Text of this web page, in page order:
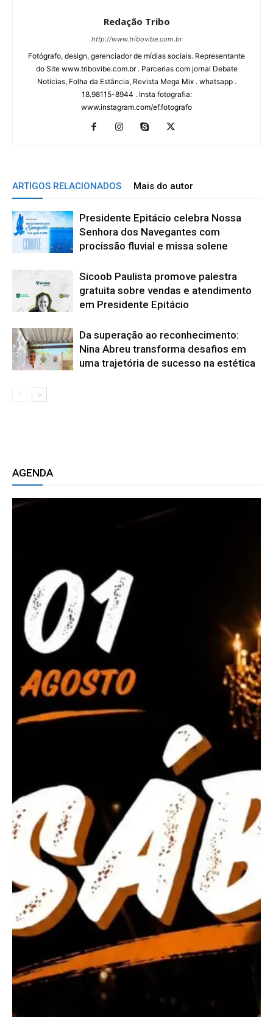
Redação Tribo
http://www.tribovibe.com.br
Fotógrafo, design, gerenciador de mídias sociais. Representante
do Site www.tribovibe.com.br . Parcerias com jornal Debate
Notícias, Folha da Estância, Revista Mega Mix . whatsapp .
18.98115-8944 . Insta fotografia:
www.instagram.com/ef.fotografo
ARTIGOS RELACIONADOS Mais do autor
Presidente Epitácio celebra Nossa
Senhora dos Navegantes com
procissão fluvial e missa solene
Sicoob Paulista promove palestra
gratuita sobre vendas e atendimento
em Presidente Epitácio
Da superação ao reconhecimento:
Nina Abreu transforma desafios em
uma trajetória de sucesso na estética
AGENDA